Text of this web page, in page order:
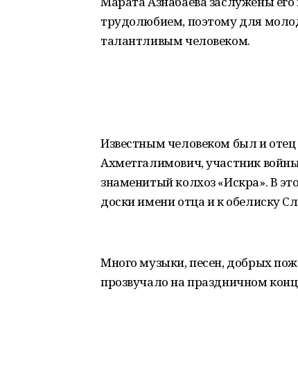
трудолюбием, поэтому для
талантливым человеком.
Известным человеком был и
Ахметгалимович, участник
знаменитый колхоз «Искра». В
доски имени отца и к обелиску
Много музыки, песен, добрых
прозвучало на праздничном